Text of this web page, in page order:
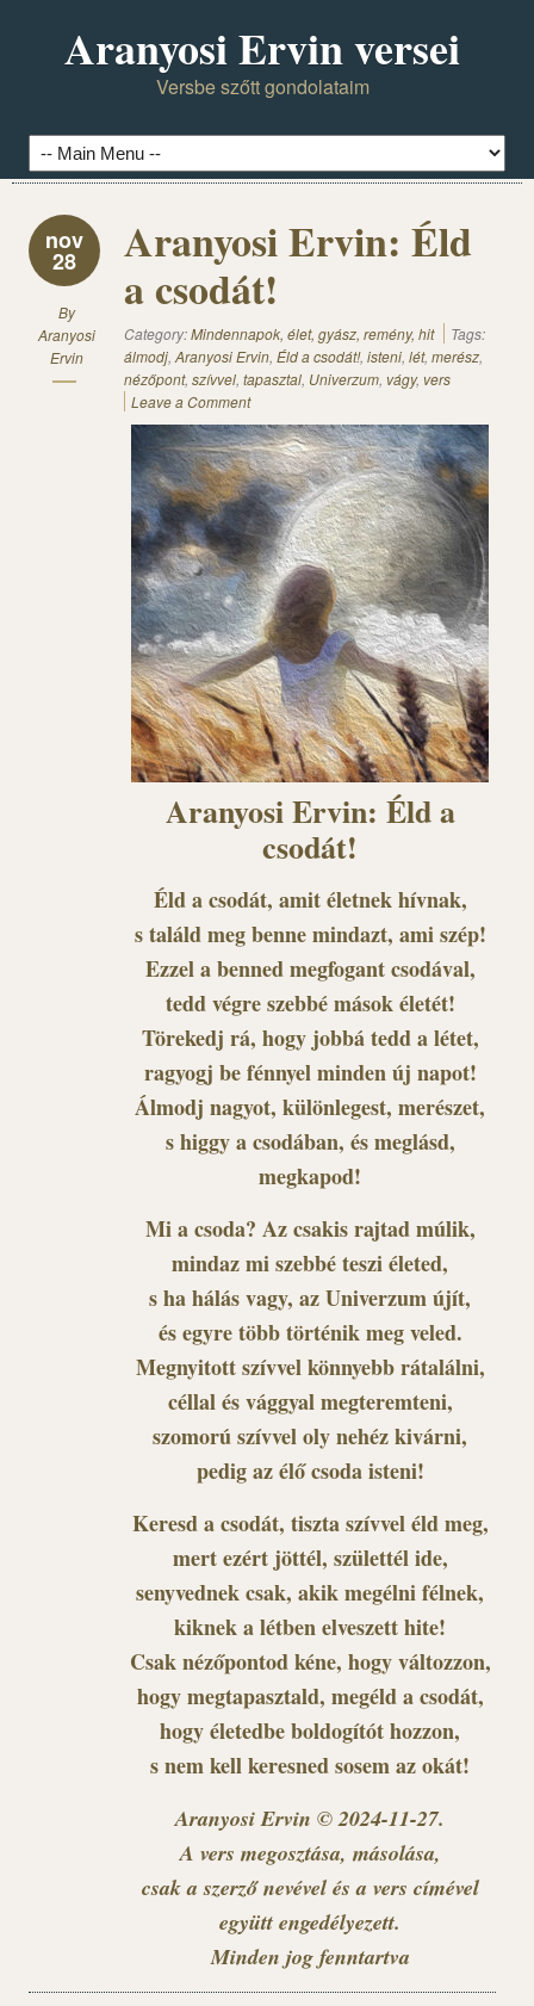
Aranyosi Ervin versei
Versbe szőtt gondolataim
nov
28
By
Aranyosi
Ervin
Aranyosi Ervin: Éld
a csodát!
Category:Mindennapok, élet, gyász, remény, hit
Tags:
álmodj, Aranyosi Ervin, Éld a csodát!, isteni, lét, merész,
nézőpont, szívvel, tapasztal, Univerzum, vágy, vers
Leave a Comment
Aranyosi Ervin: Éld a
csodát!
Éld a csodát, amit életnek hívnak,
s találd meg benne mindazt, ami szép!
Ezzel a benned megfogant csodával,
tedd végre szebbé mások életét!
Törekedj rá, hogy jobbá tedd a létet,
ragyogj be fénnyel minden új napot!
Álmodj nagyot, különlegest, merészet,
s higgy a csodában, és meglásd,
megkapod!
Mi a csoda? Az csakis rajtad múlik,
mindaz mi szebbé teszi életed,
s ha hálás vagy, az Univerzum újít,
és egyre több történik meg veled.
Megnyitott szívvel könnyebb rátalálni,
céllal és vággyal megteremteni,
szomorú szívvel oly nehéz kivárni,
pedig az élő csoda isteni!
Keresd a csodát, tiszta szívvel éld meg,
mert ezért jöttél, születtél ide,
senyvednek csak, akik megélni félnek,
kiknek a létben elveszett hite!
Csak nézőpontod kéne, hogy változzon,
hogy megtapasztald, megéld a csodát,
hogy életedbe boldogítót hozzon,
s nem kell keresned sosem az okát!
Aranyosi Ervin © 2024-11-27.
A vers megosztása, másolása,
csak a szerző nevével és a vers címével
együtt engedélyezett.
Minden jog fenntartva